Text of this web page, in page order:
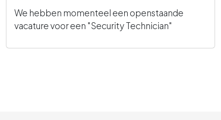
We hebben momenteel een openstaande
vacature voor een "Security Technician"